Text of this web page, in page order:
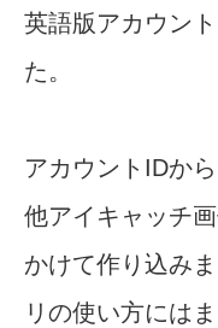
英語版アカウン
た。
アカウントIDか
他アイキャッチ
かけて作り込み
リの使い方には